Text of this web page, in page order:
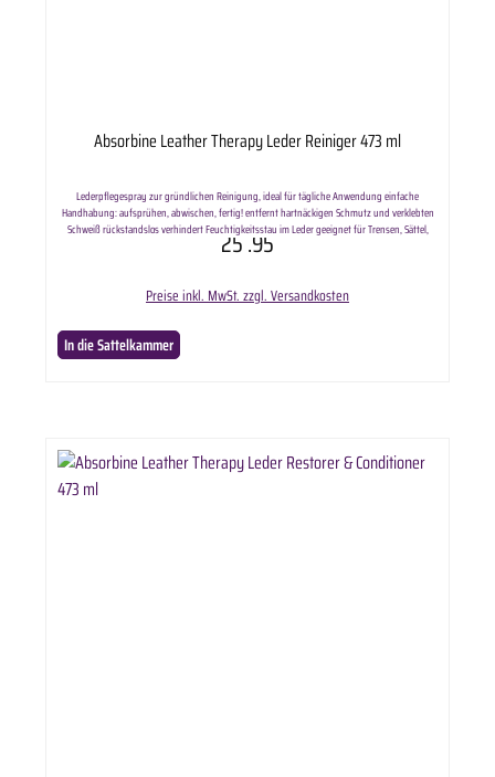
Absorbine Leather Therapy Leder Reiniger 473 ml
Lederpflegespray zur gründlichen Reinigung, ideal für tägliche Anwendung einfache
Handhabung: aufsprühen, abwischen, fertig! entfernt hartnäckigen Schmutz und verklebten
Schweiß rückstandslos verhindert Feuchtigkeitsstau im Leder geeignet für Trensen, Sättel,
Stiefel, Schuhe und alle anderen Lederprodukte Inhalt: 473 ml Lieferumfang: Absorbine Leather
25.95
Preise inkl. MwSt. zzgl. Versandkosten
In die Sattelkammer